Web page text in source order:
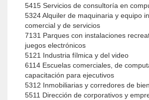
5415 Servicios de consultoría en
5324 Alquiler de maquinaria y equipo
comercial y de servicios
7131 Parques con instalaciones
juegos electrónicos
5121 Industria fílmica y del video
6114 Escuelas comerciales, de
capacitación para ejecutivos
5312 Inmobiliarias y corredores de
5511 Dirección de corporativos y